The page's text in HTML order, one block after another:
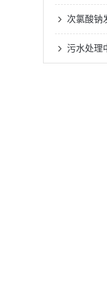
次氯酸钠
污水处理